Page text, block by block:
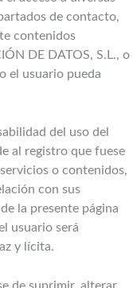
de contacto,
contenidos
DE DATOS, S.L., o
el usuario pueda
del uso del
al registro que fuese
o contenidos,
con sus
la presente página
usuario será
y lícita.